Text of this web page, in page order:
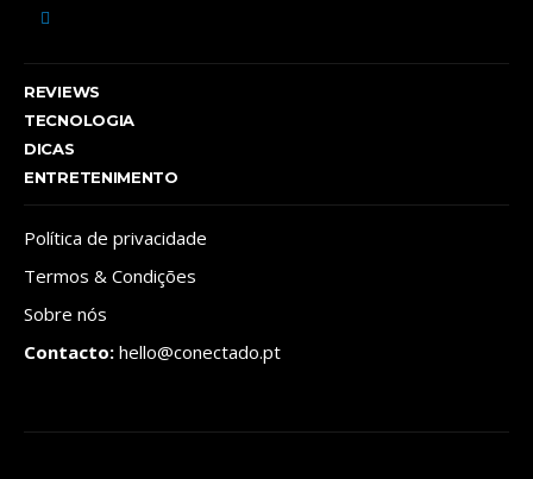
REVIEWS
TECNOLOGIA
DICAS
ENTRETENIMENTO
Política de privacidade
Termos & Condições
Sobre nós
Contacto: hello@conectado.pt